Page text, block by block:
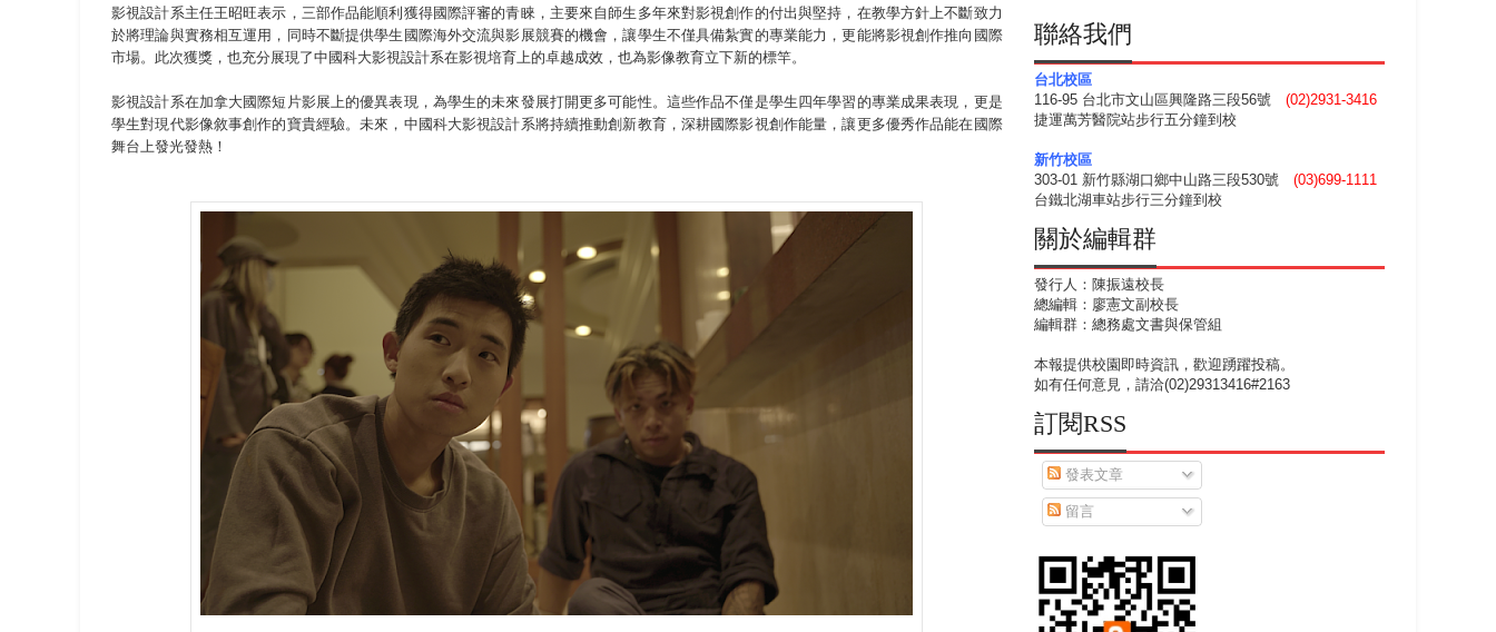
影視設計系主任王昭旺表示，三部作品能順利獲得國際評審的青睞，主要來自師生多年來對影視創作的付出與堅持，在教學方針上不斷致力
於將理論與實務相互運用，同時不斷提供學生國際海外交流與影展競賽的機會，讓學生不僅具備紮實的專業能力，更能將影視創作推向國際
市場。此次獲獎，也充分展現了中國科大影視設計系在影視培育上的卓越成效，也為影像教育立下新的標竿。
影視設計系在加拿大國際短片影展上的優異表現，為學生的未來發展打開更多可能性。這些作品不僅是學生四年學習的專業成果表現，更是
學生對現代影像敘事創作的寶貴經驗。未來，中國科大影視設計系將持續推動創新教育，深耕國際影視創作能量，讓更多優秀作品能在國際
舞台上發光發熱！
聯絡我們
台北校區
116-95 台北市文山區興隆路三段56號 (02)2931-3416
捷運萬芳醫院站步行五分鐘到校
新竹校區
303-01 新竹縣湖口鄉中山路三段530號 (03)699-1111
台鐵北湖車站步行三分鐘到校
關於編輯群
發行人：陳振遠校長
總編輯：廖憲文副校長
編輯群：總務處文書與保管組
本報提供校園即時資訊，歡迎踴躍投稿。
如有任何意見，請洽(02)29313416#2163
訂閱RSS
發表文章
留言